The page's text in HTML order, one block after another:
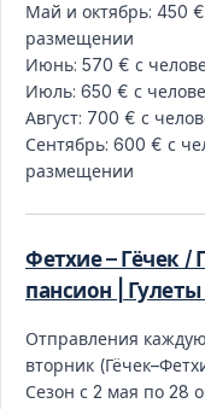
Май и октябрь: 450
размещении
Июнь: 570 € с
Июль: 650 € с
Август: 700 € с
Сентябрь: 600 € с
размещении
Фетхие – Гёчек /
пансион |
Отправления
вторник
Сезон с 2 мая по 28